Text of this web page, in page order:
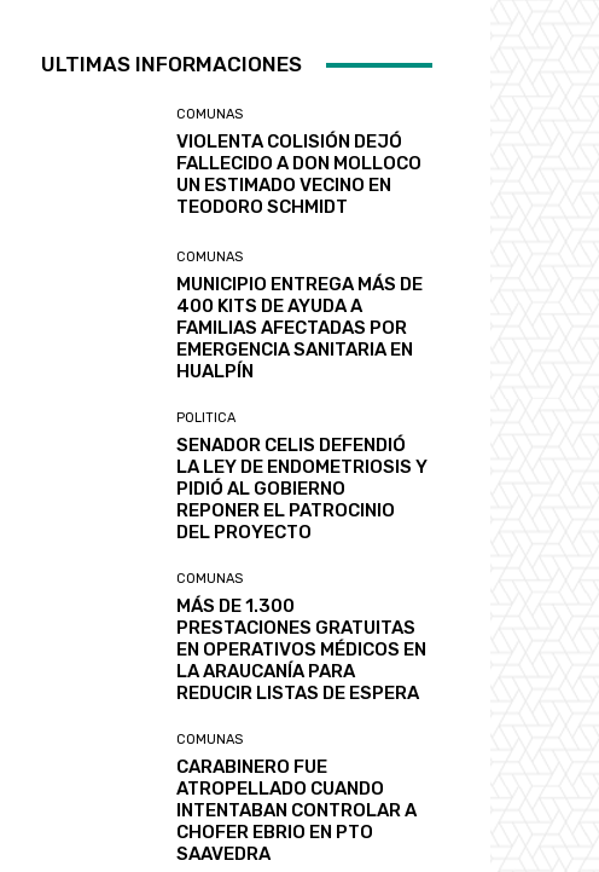
ULTIMAS INFORMACIONES
COMUNAS
VIOLENTA COLISIÓN DEJÓ
FALLECIDO A DON MOLLOCO
UN ESTIMADO VECINO EN
TEODORO SCHMIDT
COMUNAS
MUNICIPIO ENTREGA MÁS DE
400 KITS DE AYUDA A
FAMILIAS AFECTADAS POR
EMERGENCIA SANITARIA EN
HUALPÍN
POLITICA
SENADOR CELIS DEFENDIÓ
LA LEY DE ENDOMETRIOSIS Y
PIDIÓ AL GOBIERNO
REPONER EL PATROCINIO
DEL PROYECTO
COMUNAS
MÁS DE 1.300
PRESTACIONES GRATUITAS
EN OPERATIVOS MÉDICOS EN
LA ARAUCANÍA PARA
REDUCIR LISTAS DE ESPERA
COMUNAS
CARABINERO FUE
ATROPELLADO CUANDO
INTENTABAN CONTROLAR A
CHOFER EBRIO EN PTO
SAAVEDRA